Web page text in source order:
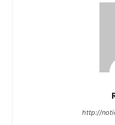
http://